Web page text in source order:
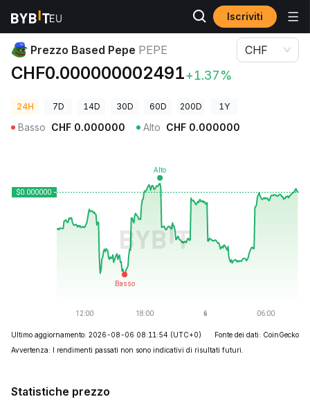
Iscriviti
Prezzi Crypto
Prezzo Based Pepe PEPE
CHF0.000000002491+1.37%
CHF
24H 7D 14D 30D 60D 200D 1Y
Basso CHF 0.000000 Alto CHF 0.000000
Ultimo aggiornamento: 2026-08-06 08:11:54 (UTC+0)
Fonte dei dati: CoinGecko
Avvertenza: I rendimenti passati non sono indicativi di risultati futuri.
Statistiche prezzo